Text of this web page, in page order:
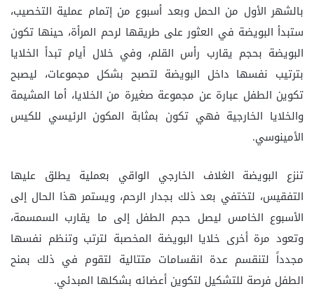
بالشهر الأول من الحمل وبعد أسبوع من إتمام عملية التخصيب،
ستبدأ البويضة في العثور على طريقها لرحم المرأة، حينها تكون
البويضة بحجم يقارب رأس القلم، وفي خلال أيام تبدأ الخلايا
بترتيب نفسها داخل البويضة لتصبح بشكل مجموعات، ليصبح
تكوين الطفل عبارة عن مجموعة صغيرة من الخلايا، أما المشيمة
والخلايا الخارجية فهي تكون بمثابة المكون الرئيسي للكيس
الأمينوسي.
تنزع البويضة الغلاف الخارجي الواقي بعملية يطلق عليها
التفقيس، لتختفي بعد ذلك بجدار الرحم، ويستمر هذا الحال إلى
الأسبوع الخامس ليصل حجم الطفل إلى ما يقارب السمسمة،
وتعود مرة أخرى خلايا البويضة المخصبة لترتب وتنظم نفسها
مجدداً لتنقسم عدة انقسامات متتالية لتقوم في ذلك بمنح
الطفل فرصة للتشكيل لتكوين أعضائه بشكلها المبدئي.